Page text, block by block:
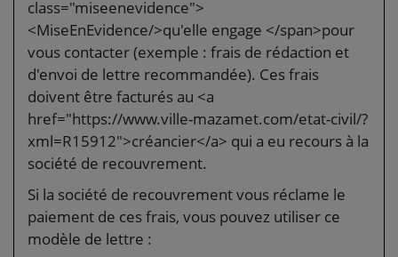
class="miseenevidence">
<MiseEnEvidence/>qu'elle engage </span>pour
vous contacter (exemple : frais de rédaction et
d'envoi de lettre recommandée). Ces frais
doivent être facturés au <a
href="https://www.ville-mazamet.com/etat-civil/?
xml=R15912">créancier</a> qui a eu recours à la
société de recouvrement.
Si la société de recouvrement vous réclame le
paiement de ces frais, vous pouvez utiliser ce
modèle de lettre :